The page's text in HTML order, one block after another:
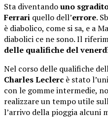
Sta diventandouno
Ferrari quello dell’errore.
è diabolico, come si sa, e a
diabolici ce ne sono. Il
delle qualifiche del
Nel corso delle qualifiche
Charles Leclerc è stato
con le gomme intermedie,
realizzare un tempo utile
l’arrivo della pioggia alcuni